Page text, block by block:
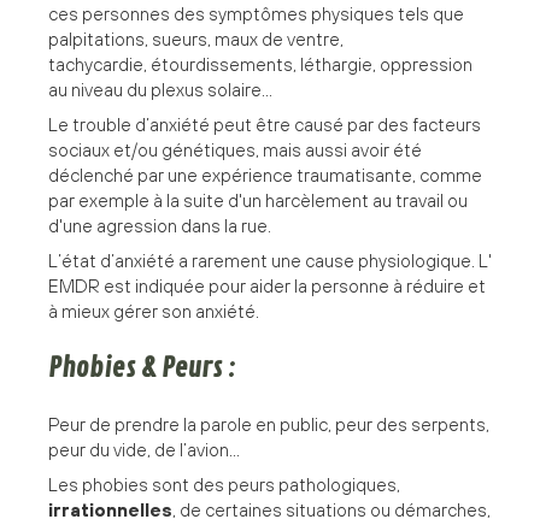
ces personnes des symptômes physiques tels que
palpitations, sueurs, maux de ventre,
tachycardie, étourdissements, léthargie, oppression
au niveau du plexus solaire...
Le trouble d’anxiété peut être causé par des facteurs
sociaux et/ou génétiques, mais aussi avoir été
déclenché par une expérience traumatisante, comme
par exemple à la suite d'un harcèlement au travail ou
d'une agression dans la rue.
L’état d’anxiété a rarement une cause physiologique. L'
EMDR est indiquée pour aider la personne à réduire et
à mieux gérer son anxiété.
Phobies & Peurs :
Peur de prendre la parole en public, peur des serpents,
peur du vide, de l’avion…
Les phobies sont des peurs pathologiques,
irrationnelles, de certaines situations ou démarches,